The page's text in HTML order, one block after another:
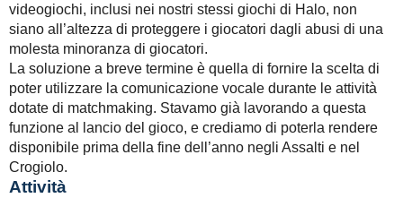
videogiochi, inclusi nei nostri stessi giochi di Halo, non
siano all’altezza di proteggere i giocatori dagli abusi di una
molesta minoranza di giocatori.
La soluzione a breve termine è quella di fornire la scelta di
poter utilizzare la comunicazione vocale durante le attività
dotate di matchmaking. Stavamo già lavorando a questa
funzione al lancio del gioco, e crediamo di poterla rendere
disponibile prima della fine dell’anno negli Assalti e nel
Crogiolo.
Attività